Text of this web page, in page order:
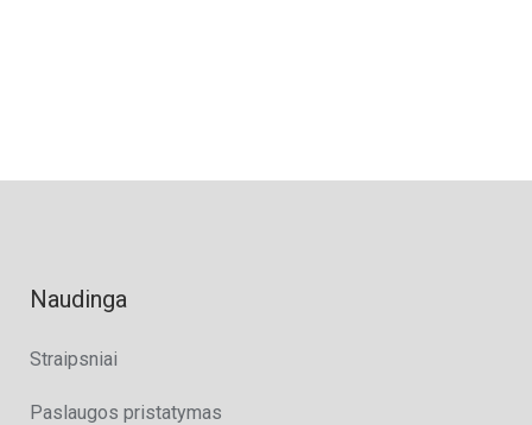
Naudinga
Straipsniai
Paslaugos pristatymas